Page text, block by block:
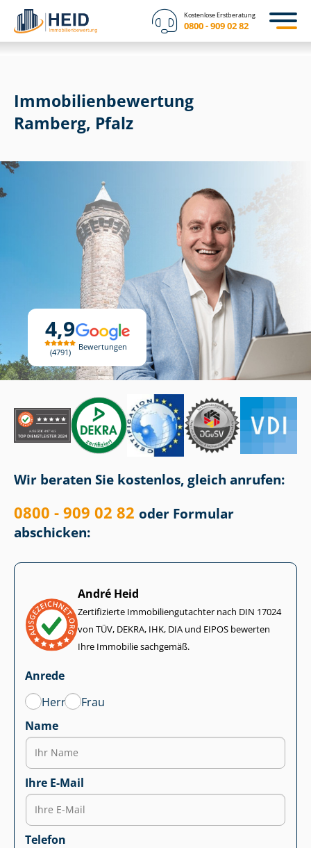
Kostenlose Erstberatung
0800 - 909 02 82
4,9
4791
Bewertungen
Immobilien­bewertung
Ramberg, Pfalz
Wir beraten Sie kostenlos, gleich anrufen:
0800 - 909 02 82 oder Formular
abschicken:
André Heid
Zertifizierte Im­mo­bi­li­en­gut­ach­ter nach DIN 17024
von TÜV, DEKRA, IHK, DIA und EIPOS bewerten
Ihre Immobilie sachgemäß.
Anrede
Herr
Frau
Name
Ihre E-Mail
Telefon